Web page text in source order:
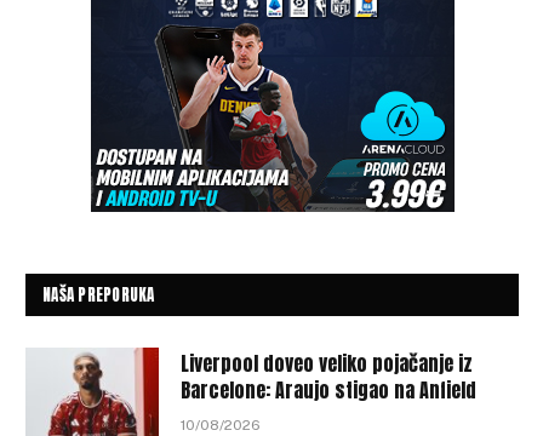
NAŠA PREPORUKA
Liverpool doveo veliko pojačanje iz
Barcelone: Araujo stigao na Anfield
10/08/2026